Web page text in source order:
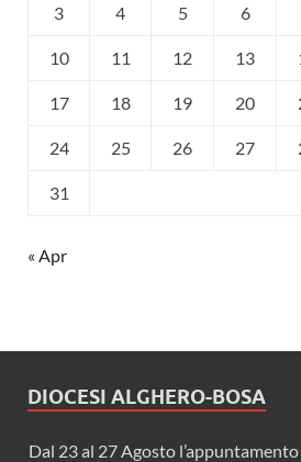
3 4 5 6
10 11 12 13
17 18 19 20
24 25 26 27
31
« Apr
DIOCESI ALGHERO-BOSA
Dal 23 al 27 Agosto